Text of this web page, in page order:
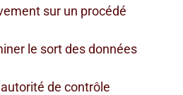
sur un procédé
le sort des données
de contrôle